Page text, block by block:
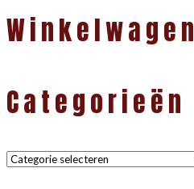
Winkelwagen
Categorieën
Categorieën